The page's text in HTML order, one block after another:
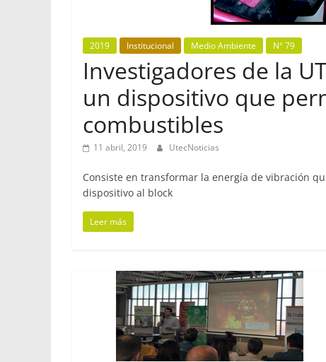
2019 Institucional Medio Ambiente N° 79
Investigadores de la
un dispositivo que
combustibles
11 abril, 2019 UtecNoticias
Consiste en transformar la energía de vibración
dispositivo al block
Leer más